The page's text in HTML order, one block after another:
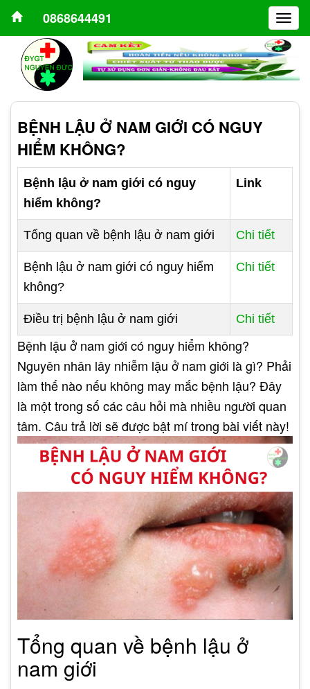
0868644491
BỆNH LẬU Ở NAM GIỚI CÓ NGUY
HIỂM KHÔNG?
Bệnh lậu ở nam giới có nguy
hiểm không?
Link
Tổng quan về bệnh lậu ở nam giới Chi tiết
Bệnh lậu ở nam giới có nguy hiểm
không?
Chi tiết
Điều trị bệnh lậu ở nam giới Chi tiết
Bệnh lậu ở nam giới có nguy hiểm không?
Nguyên nhân lây nhiễm lậu ở nam giới là gì? Phải
làm thế nào nếu không may mắc bệnh lậu? Đây
là một trong số các câu hỏi mà nhiều người quan
tâm. Câu trả lời sẽ được bật mí trong bài viết này!
Tổng quan về bệnh lậu ở
nam giới